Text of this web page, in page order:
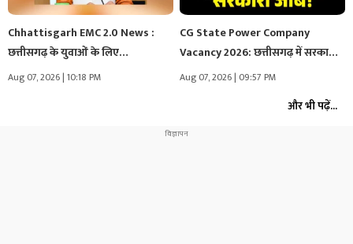
Chhattisgarh EMC 2.0 News :
छत्तीसगढ़ के युवाओं के लिए…
Aug 07, 2026 | 10:18 PM
CG State Power Company
Vacancy 2026: छत्तीसगढ़ में सरकारी
नौकरियों…
Aug 07, 2026 | 09:57 PM
और भी पढ़ें...